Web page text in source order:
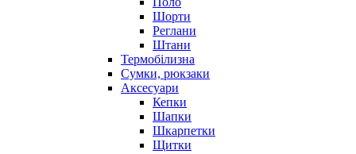
Шорти
Реглани
Штани
Термобілизна
Сумки, рюкзаки
Аксесуари
Кепки
Шапки
Шкарпетки
Щитки